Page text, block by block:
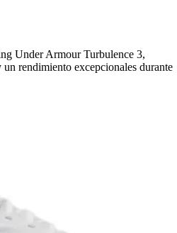
Under Armour Turbulence 3,
rendimiento excepcionales durante